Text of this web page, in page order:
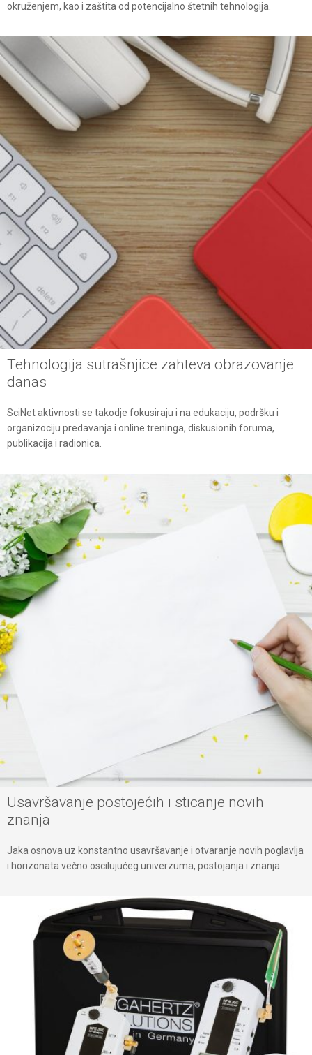
okruženjem, kao i zaštita od potencijalno štetnih tehnologija.
Tehnologija sutrašnjice zahteva obrazovanje
danas
SciNet aktivnosti se takodje fokusiraju i na edukaciju, podršku i
organizociju predavanja i online treninga, diskusionih foruma,
publikacija i radionica.
Usavršavanje postojećih i sticanje novih
znanja
Jaka osnova uz konstantno usavršavanje i otvaranje novih poglavlja
i horizonata večno oscilujućeg univerzuma, postojanja i znanja.